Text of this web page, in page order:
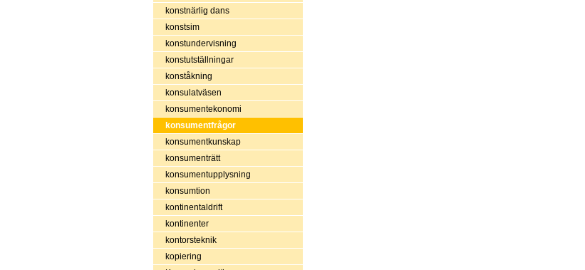
konstnärlig dans
konstsim
konstundervisning
konstutställningar
konståkning
konsulatväsen
konsumentekonomi
konsumentfrågor
konsumentkunskap
konsumenträtt
konsumentupplysning
konsumtion
kontinentaldrift
kontinenter
kontorsteknik
kopiering